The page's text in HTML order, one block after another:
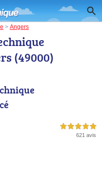
> Angers
(49000)
5,0 étoiles sur 5
621 avis